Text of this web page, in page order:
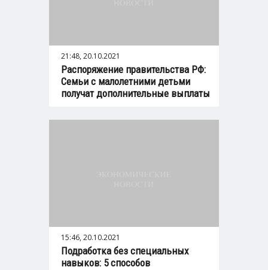
21:48, 20.10.2021
Распоряжение правительства РФ:
Семьи с малолетними детьми
получат дополнительные выплаты
15:46, 20.10.2021
Подработка без специальных
навыков: 5 способов